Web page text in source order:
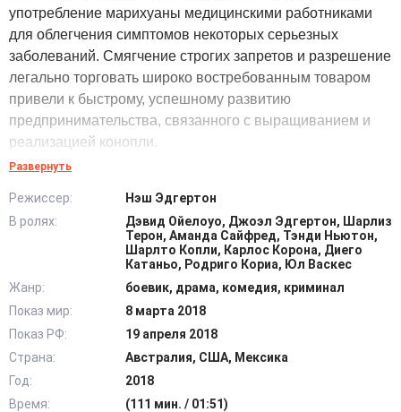
употребление марихуаны медицинскими работниками
для облегчения симптомов некоторых серьезных
заболеваний. Смягчение строгих запретов и разрешение
легально торговать широко востребованным товаром
привели к быстрому, успешному развитию
предпринимательства, связанного с выращиванием и
реализацией конопли.
которые являются заманчивой добычей для многих.
Однажды эффектной, сексапильной блондинке,
имеющей сомнительную репутацию, удается убедить
состоятельных инвесторов в выгодности сделки, которая
заключается в продаже марихуаны в виде таблеток.
Теперь необходимо отправить курьера в Мексику за
партией дорогостоящего сырья. Выполнение несложной
операции поручают неудачливому менеджеру Гарольду,
испытывающему денежный дефицит.
Развернуть
Режиссер:
Нэш Эдгертон
В ролях:
Дэвид Ойелоуо, Джоэл Эдгертон, Шарлиз
Терон, Аманда Сайфред, Тэнди Ньютон,
Шарлто Копли, Карлос Корона, Диего
Катаньо, Родриго Кориа, Юл Васкес
Жанр:
боевик, драма, комедия, криминал
Показ мир:
8 марта 2018
Показ РФ:
19 апреля 2018
Страна:
Австралия, США, Мексика
Год:
2018
Время:
(111 мин. / 01:51)